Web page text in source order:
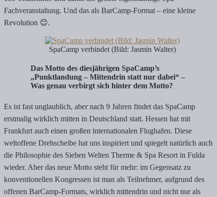
Fachveranstaltung. Und das als BarCamp-Format – eine kleine
Revolution 😊.
SpaCamp verbindet (Bild: Jasmin Walter)
Das Motto des diesjährigen SpaCamp’s
„Punktlandung – Mittendrin statt nur dabei“ –
Was genau verbirgt sich hinter dem Motto?
Es ist fast unglaublich, aber nach 9 Jahren findet das SpaCamp
erstmalig wirklich mitten in Deutschland statt. Hessen hat mit
Frankfurt auch einen großen internationalen Flughafen. Diese
weltoffene Drehscheibe hat uns inspiriert und spiegelt natürlich auch
die Philosophie des Sieben Welten Therme & Spa Resort in Fulda
wieder. Aber das neue Motto steht für mehr: im Gegensatz zu
konventionellen Kongressen ist man als Teilnehmer, aufgrund des
offenen BarCamp-Formats, wirklich mittendrin und nicht nur als